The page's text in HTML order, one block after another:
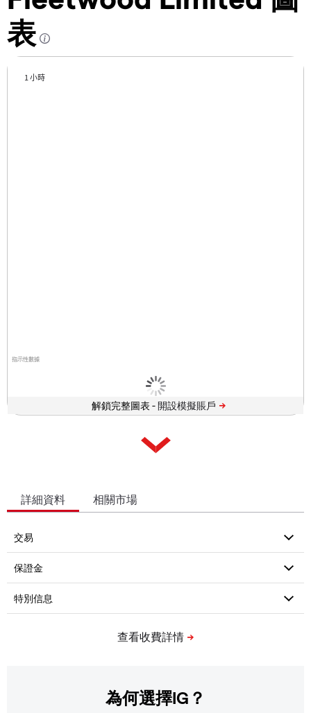
表
指示性數據
1 小時
解鎖完整圖表 -
詳細資料 相關市場
為何選擇IG？